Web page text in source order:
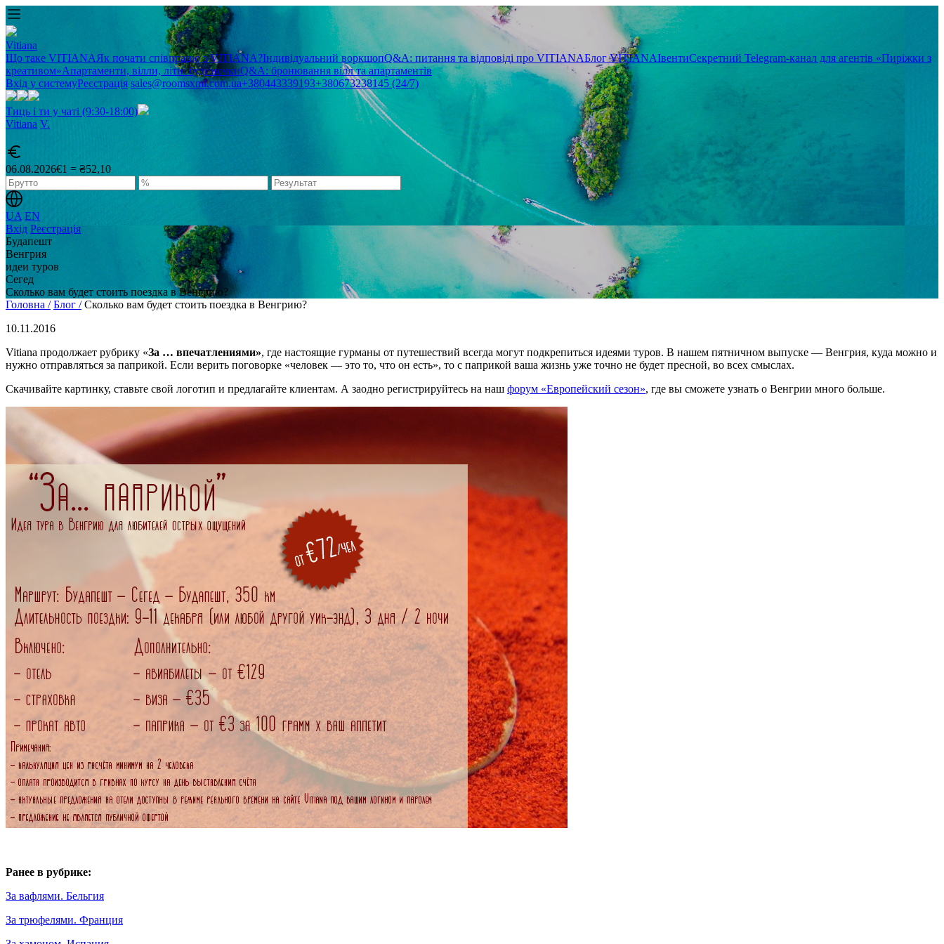
Vitiana
Що таке VITIANAЯк почати співпрацю з VITIANA?Індивідуальний воркшопQ&A: питання та відповіді про VITIANAБлог VITIANAІвентиСекретний Telegram-канал для агентів «Пиріжки з
креативом»Апартаменти, вілли, літні будиночкиQ&A: бронювання вілл та апартаментів
Вхід у системуРеєстрація sales@roomsxml.com.ua+380443339193+380673238145 (24/7)
Тиць і ти у чаті (9:30-18:00)
Vitiana V.
06.08.2026€1 = ₴52,10
UA EN
Вхід Реєстрація
Будапешт
Венгрия
идеи туров
Сегед
Сколько вам будет стоить поездка в Венгрию?
Головна / Блог / Сколько вам будет стоить поездка в Венгрию?
10.11.2016
Vitiana продолжает рубрику «За … впечатлениями», где настоящие гурманы от путешествий всегда могут подкрепиться идеями туров. В нашем пятничном выпуске — Венгрия, куда можно и
нужно отправляться за паприкой. Если верить поговорке «человек — это то, что он есть», то с паприкой ваша жизнь уже точно не будет пресной, во всех смыслах.
Скачивайте картинку, ставьте свой логотип и предлагайте клиентам. А заодно регистрируйтесь на наш форум «Европейский сезон», где вы сможете узнать о Венгрии много больше.
Ранее в рубрике:
За вафлями. Бельгия
За трюфелями. Франция